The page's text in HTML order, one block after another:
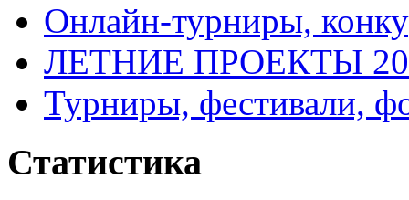
Онлайн-турниры,
ЛЕТНИЕ ПРОЕКТЫ
Турниры, фестивали,
Статистика